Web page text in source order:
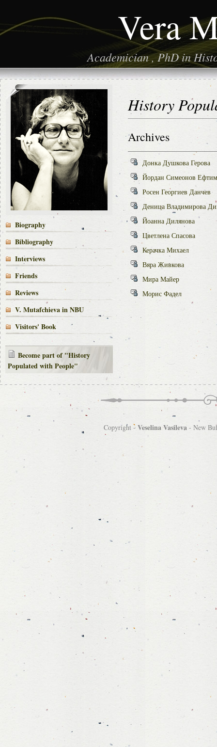
Vera
Academician , PhD in
Biography
Bibliography
Interviews
Friends
Reviews
V. Mutafchieva in NBU
Visitors' Book
Become part of "History
Populated with People"
History
Archives
Донка Душкова Герова
Йордан Симеонов
Росен Георгиев Данчев
Деница Владимирова
Йоанна Дилянова
Цветлена Спасова
Керачка Михаел
Вяра Живкова
Мира Майер
Морис Фадел
Copyright - Veselina Vasileva- New